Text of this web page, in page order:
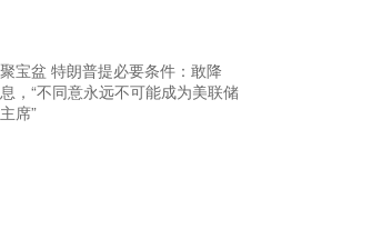
聚宝盆 特朗普提必要条件：敢降
息，“不同意永远不可能成为美联储
主席”